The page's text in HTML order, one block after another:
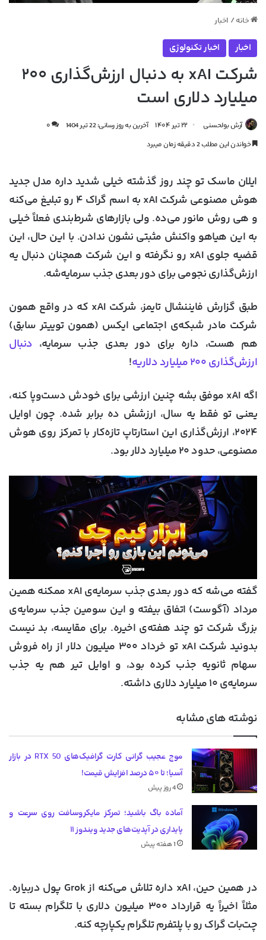
خانه / اخبار
اخبار اخبار تکنولوژی
شرکت xAI به دنبال ارزش‌گذاری ۲۰۰
میلیارد دلاری است
آرش بولحسنی ۲۲ تیر ۱۴۰۴ آخرین به روز رسانی: 22 تیر 1404
۰
خواندن این مطلب 2 دقیقه زمان میبرد
ایلان ماسک تو چند روز گذشته خیلی شدید داره مدل جدید
هوش مصنوعی شرکت xAI به اسم گراک ۴ رو تبلیغ می‌کنه
و هی روش مانور می‌ده. ولی بازارهای شرط‌بندی فعلاً خیلی
به این هیاهو واکنش مثبتی نشون ندادن. با این حال، این
قضیه جلوی xAI رو نگرفته و این شرکت همچنان دنبال یه
ارزش‌گذاری نجومی برای دور بعدی جذب سرمایه‌شه.
طبق گزارش فایننشال تایمز، شرکت xAI که در واقع همون
شرکت مادر شبکه‌ی اجتماعی ایکس (همون توییتر سابق)
هم هست، داره برای دور بعدی جذب سرمایه، دنبال
ارزش‌گذاری ۲۰۰ میلیارد دلاریه
!
اگه xAI موفق بشه چنین ارزشی برای خودش دست‌وپا کنه،
یعنی تو فقط یه سال، ارزشش ده برابر شده. چون اوایل
۲۰۲۴، ارزش‌گذاری این استارتاپ تازه‌کار با تمرکز روی هوش
مصنوعی، حدود ۲۰ میلیارد دلار بود.
گفته می‌شه که دور بعدی جذب سرمایه‌ی xAI ممکنه همین
مرداد (آگوست) اتفاق بیفته و این سومین جذب سرمایه‌ی
بزرگ شرکت تو چند هفته‌ی اخیره. برای مقایسه، بد نیست
بدونید شرکت xAI تو خرداد ۳۰۰ میلیون دلار از راه فروش
سهام ثانویه جذب کرده بود، و اوایل تیر هم یه جذب
سرمایه‌ی ۱۰ میلیارد دلاری داشته.
نوشته های مشابه
موج عجیب گرانی کارت گرافیک‌های RTX 50 در بازار
آسیا؛ تا ۵۰ درصد افزایش قیمت!
4 روز پیش
آماده باگ باشید؛ تمرکز مایکروسافت روی سرعت و
پایداری در آپدیت‌های جدید ویندوز ۱۱
1 هفته پیش
در همین حین، xAI داره تلاش می‌کنه از Grok پول دربیاره.
مثلاً اخیراً یه قرارداد ۳۰۰ میلیون دلاری با تلگرام بسته تا
چت‌بات گراک رو با پلتفرم تلگرام یکپارچه کنه.